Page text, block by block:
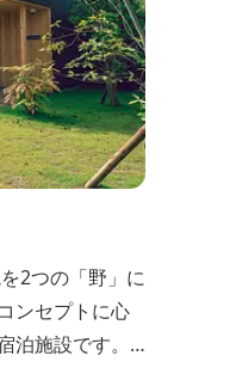
ンセプトに心
泊施設です。 5
と、プライベ